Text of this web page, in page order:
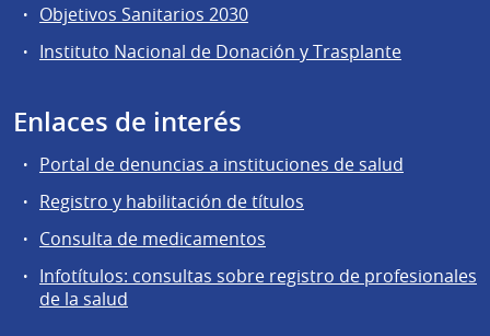
Objetivos Sanitarios 2030
Instituto Nacional de Donación y Trasplante
Enlaces de interés
Portal de denuncias a instituciones de salud
Registro y habilitación de títulos
Consulta de medicamentos
Infotítulos: consultas sobre registro de profesionales
de la salud